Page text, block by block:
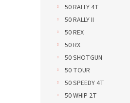
50 RALLY 4T
50 RALLY II
50 REX
50 RX
50 SHOTGUN
50 TOUR
50 SPEEDY 4T
50 WHIP 2T